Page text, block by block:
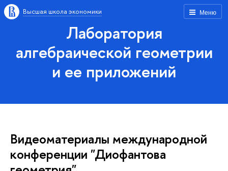
Меню
Высшая школа экономики
Лаборатория
алгебраической геометрии
и ее приложений
Видеоматериалы международной
конференции "Диофантова